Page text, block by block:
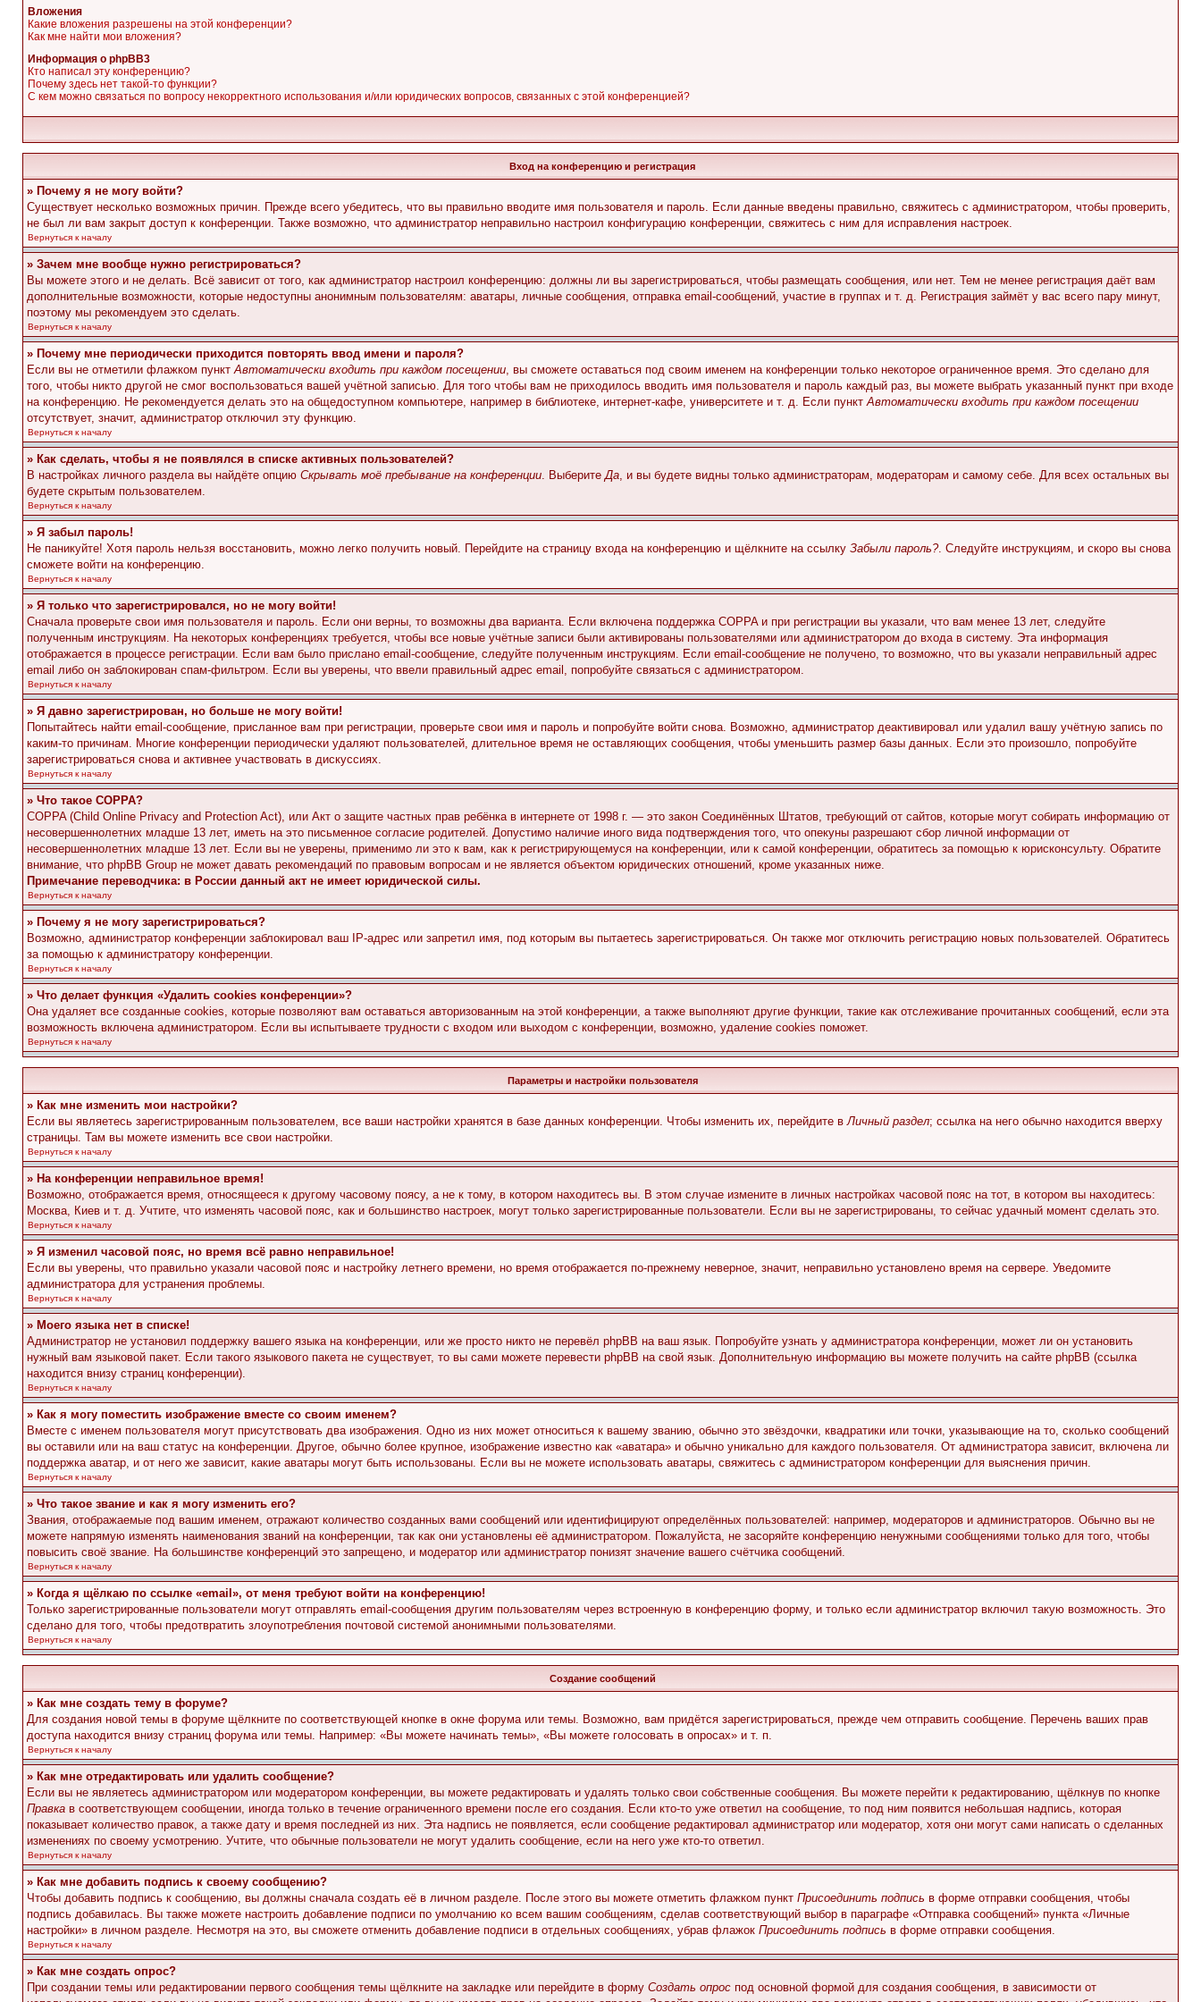
Вложения
Какие вложения разрешены на этой конференции?
Как мне найти мои вложения?
Информация о phpBB3
Кто написал эту конференцию?
Почему здесь нет такой-то функции?
С кем можно связаться по вопросу некорректного использования и/или юридических вопросов, связанных с этой конференцией?
Вход на конференцию и регистрация
» Почему я не могу войти?
Существует несколько возможных причин. Прежде всего убедитесь, что вы правильно вводите имя пользователя и пароль. Если данные введены правильно, свяжитесь с администратором, чтобы проверить,
не был ли вам закрыт доступ к конференции. Также возможно, что администратор неправильно настроил конфигурацию конференции, свяжитесь с ним для исправления настроек.
Вернуться к началу
» Зачем мне вообще нужно регистрироваться?
Вы можете этого и не делать. Всё зависит от того, как администратор настроил конференцию: должны ли вы зарегистрироваться, чтобы размещать сообщения, или нет. Тем не менее регистрация даёт вам
дополнительные возможности, которые недоступны анонимным пользователям: аватары, личные сообщения, отправка email-сообщений, участие в группах и т. д. Регистрация займёт у вас всего пару минут,
поэтому мы рекомендуем это сделать.
Вернуться к началу
» Почему мне периодически приходится повторять ввод имени и пароля?
Если вы не отметили флажком пунктАвтоматически входить при каждом посещении, вы сможете оставаться под своим именем на конференции только некоторое ограниченное время. Это сделано для
того, чтобы никто другой не смог воспользоваться вашей учётной записью. Для того чтобы вам не приходилось вводить имя пользователя и пароль каждый раз, вы можете выбрать указанный пункт при входе
на конференцию. Не рекомендуется делать это на общедоступном компьютере, например в библиотеке, интернет-кафе, университете и т. д. Если пунктАвтоматически входить при каждом посещении
отсутствует, значит, администратор отключил эту функцию.
Вернуться к началу
» Как сделать, чтобы я не появлялся в списке активных пользователей?
В настройках личного раздела вы найдёте опцию Скрывать моё пребывание на конференции. ВыберитеДа, и вы будете видны только администраторам, модераторам и самому себе. Для всех остальных вы
будете скрытым пользователем.
Вернуться к началу
» Я забыл пароль!
Не паникуйте! Хотя пароль нельзя восстановить, можно легко получить новый. Перейдите на страницу входа на конференцию и щёлкните на ссылку Забыли пароль?. Следуйте инструкциям, и скоро вы снова
сможете войти на конференцию.
Вернуться к началу
» Я только что зарегистрировался, но не могу войти!
Сначала проверьте свои имя пользователя и пароль. Если они верны, то возможны два варианта. Если включена поддержка COPPA и при регистрации вы указали, что вам менее 13 лет, следуйте
полученным инструкциям. На некоторых конференциях требуется, чтобы все новые учётные записи были активированы пользователями или администратором до входа в систему. Эта информация
отображается в процессе регистрации. Если вам было прислано email-сообщение, следуйте полученным инструкциям. Если email-сообщение не получено, то возможно, что вы указали неправильный адрес
email либо он заблокирован спам-фильтром. Если вы уверены, что ввели правильный адрес email, попробуйте связаться с администратором.
Вернуться к началу
» Я давно зарегистрирован, но больше не могу войти!
Попытайтесь найти email-сообщение, присланное вам при регистрации, проверьте свои имя и пароль и попробуйте войти снова. Возможно, администратор деактивировал или удалил вашу учётную запись по
каким-то причинам. Многие конференции периодически удаляют пользователей, длительное время не оставляющих сообщения, чтобы уменьшить размер базы данных. Если это произошло, попробуйте
зарегистрироваться снова и активнее участвовать в дискуссиях.
Вернуться к началу
» Что такое COPPA?
COPPA (Child Online Privacy and Protection Act), или Акт о защите частных прав ребёнка в интернете от 1998 г. — это закон Соединённых Штатов, требующий от сайтов, которые могут собирать информацию от
несовершеннолетних младше 13 лет, иметь на это письменное согласие родителей. Допустимо наличие иного вида подтверждения того, что опекуны разрешают сбор личной информации от
несовершеннолетних младше 13 лет. Если вы не уверены, применимо ли это к вам, как к регистрирующемуся на конференции, или к самой конференции, обратитесь за помощью к юрисконсульту. Обратите
внимание, что phpBB Group не может давать рекомендаций по правовым вопросам и не является объектом юридических отношений, кроме указанных ниже.
Примечание переводчика: в России данный акт не имеет юридической силы.
Вернуться к началу
» Почему я не могу зарегистрироваться?
Возможно, администратор конференции заблокировал ваш IP-адрес или запретил имя, под которым вы пытаетесь зарегистрироваться. Он также мог отключить регистрацию новых пользователей. Обратитесь
за помощью к администратору конференции.
Вернуться к началу
» Что делает функция «Удалить cookies конференции»?
Она удаляет все созданные cookies, которые позволяют вам оставаться авторизованным на этой конференции, а также выполняют другие функции, такие как отслеживание прочитанных сообщений, если эта
возможность включена администратором. Если вы испытываете трудности с входом или выходом с конференции, возможно, удаление cookies поможет.
Вернуться к началу
Параметры и настройки пользователя
» Как мне изменить мои настройки?
Если вы являетесь зарегистрированным пользователем, все ваши настройки хранятся в базе данных конференции. Чтобы изменить их, перейдите вЛичный раздел; ссылка на него обычно находится вверху
страницы. Там вы можете изменить все свои настройки.
Вернуться к началу
» На конференции неправильное время!
Возможно, отображается время, относящееся к другому часовому поясу, а не к тому, в котором находитесь вы. В этом случае измените в личных настройках часовой пояс на тот, в котором вы находитесь:
Москва, Киев и т. д. Учтите, что изменять часовой пояс, как и большинство настроек, могут только зарегистрированные пользователи. Если вы не зарегистрированы, то сейчас удачный момент сделать это.
Вернуться к началу
» Я изменил часовой пояс, но время всё равно неправильное!
Если вы уверены, что правильно указали часовой пояс и настройку летнего времени, но время отображается по-прежнему неверное, значит, неправильно установлено время на сервере. Уведомите
администратора для устранения проблемы.
Вернуться к началу
» Моего языка нет в списке!
Администратор не установил поддержку вашего языка на конференции, или же просто никто не перевёл phpBB на ваш язык. Попробуйте узнать у администратора конференции, может ли он установить
нужный вам языковой пакет. Если такого языкового пакета не существует, то вы сами можете перевести phpBB на свой язык. Дополнительную информацию вы можете получить на сайте phpBB (ссылка
находится внизу страниц конференции).
Вернуться к началу
» Как я могу поместить изображение вместе со своим именем?
Вместе с именем пользователя могут присутствовать два изображения. Одно из них может относиться к вашему званию, обычно это звёздочки, квадратики или точки, указывающие на то, сколько сообщений
вы оставили или на ваш статус на конференции. Другое, обычно более крупное, изображение известно как «аватара» и обычно уникально для каждого пользователя. От администратора зависит, включена ли
поддержка аватар, и от него же зависит, какие аватары могут быть использованы. Если вы не можете использовать аватары, свяжитесь с администратором конференции для выяснения причин.
Вернуться к началу
» Что такое звание и как я могу изменить его?
Звания, отображаемые под вашим именем, отражают количество созданных вами сообщений или идентифицируют определённых пользователей: например, модераторов и администраторов. Обычно вы не
можете напрямую изменять наименования званий на конференции, так как они установлены её администратором. Пожалуйста, не засоряйте конференцию ненужными сообщениями только для того, чтобы
повысить своё звание. На большинстве конференций это запрещено, и модератор или администратор понизят значение вашего счётчика сообщений.
Вернуться к началу
» Когда я щёлкаю по ссылке «email», от меня требуют войти на конференцию!
Только зарегистрированные пользователи могут отправлять email-сообщения другим пользователям через встроенную в конференцию форму, и только если администратор включил такую возможность. Это
сделано для того, чтобы предотвратить злоупотребления почтовой системой анонимными пользователями.
Вернуться к началу
Создание сообщений
» Как мне создать тему в форуме?
Для создания новой темы в форуме щёлкните по соответствующей кнопке в окне форума или темы. Возможно, вам придётся зарегистрироваться, прежде чем отправить сообщение. Перечень ваших прав
доступа находится внизу страниц форума или темы. Например: «Вы можете начинать темы», «Вы можете голосовать в опросах» и т. п.
Вернуться к началу
» Как мне отредактировать или удалить сообщение?
Если вы не являетесь администратором или модератором конференции, вы можете редактировать и удалять только свои собственные сообщения. Вы можете перейти к редактированию, щёлкнув по кнопке
Правка в соответствующем сообщении, иногда только в течение ограниченного времени после его создания. Если кто-то уже ответил на сообщение, то под ним появится небольшая надпись, которая
показывает количество правок, а также дату и время последней из них. Эта надпись не появляется, если сообщение редактировал администратор или модератор, хотя они могут сами написать о сделанных
изменениях по своему усмотрению. Учтите, что обычные пользователи не могут удалить сообщение, если на него уже кто-то ответил.
Вернуться к началу
» Как мне добавить подпись к своему сообщению?
Чтобы добавить подпись к сообщению, вы должны сначала создать её в личном разделе. После этого вы можете отметить флажком пункт Присоединить подпись в форме отправки сообщения, чтобы
подпись добавилась. Вы также можете настроить добавление подписи по умолчанию ко всем вашим сообщениям, сделав соответствующий выбор в параграфе «Отправка сообщений» пункта «Личные
настройки» в личном разделе. Несмотря на это, вы сможете отменить добавление подписи в отдельных сообщениях, убрав флажок Присоединить подпись в форме отправки сообщения.
Вернуться к началу
» Как мне создать опрос?
При создании темы или редактировании первого сообщения темы щёлкните на закладке или перейдите в форму Создать опрос под основной формой для создания сообщения, в зависимости от